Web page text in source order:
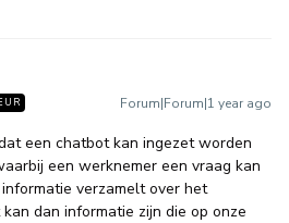
Forum|Forum|1 year ago
een chatbot kan ingezet worden
een werknemer een vraag kan
verzamelt over het
dan informatie zijn die op onze